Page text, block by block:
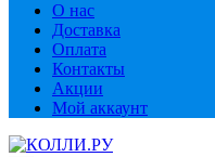
О нас
Доставка
Оплата
Контакты
Акции
Мой аккаунт